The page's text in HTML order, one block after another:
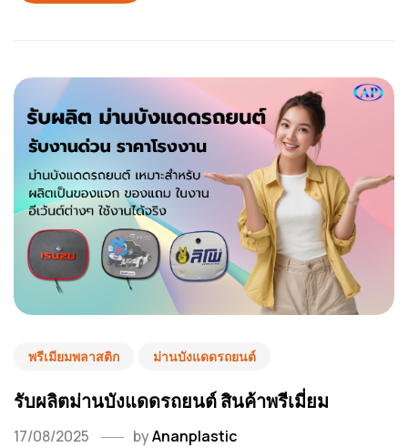
พรีเมียมพลาสติก ม่านบังแดดรถยนต์
รับผลิตม่านบังแดดรถยนต์ สินค้าพรีเมี่ยม
17/08/2025 byAnanplastic